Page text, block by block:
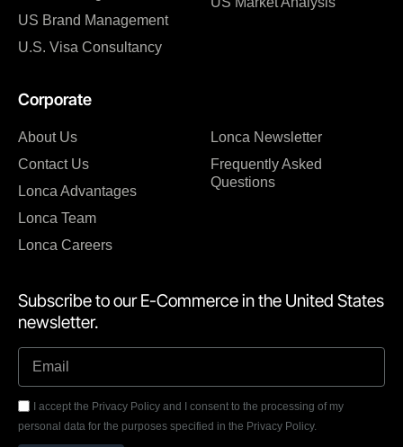
US Brand Management
U.S. Visa Consultancy
Corporate
About Us
Contact Us
Lonca Advantages
Lonca Team
Lonca Careers
Lonca Newsletter
Frequently Asked
Questions
Subscribe to our E-Commerce in the United States
newsletter.
I accept the Privacy Policy and I consent to the processing of my
personal data for the purposes specified in the Privacy Policy.